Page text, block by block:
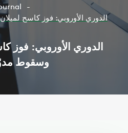
الدوري الأوروبي: فوز كاسح
الدوري الأوروبي: فوز
وسقوط مدوّ